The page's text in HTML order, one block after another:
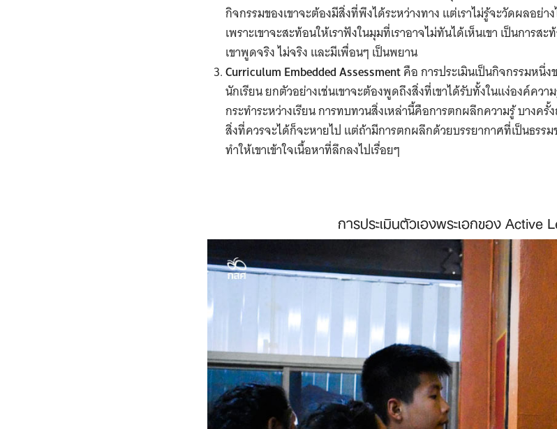
กิจกรรมของเขา​จะต้องมีสิ่งที่พึงได้ระหว่างทาง แต่เราไม่รู้จะวัดผลอย่า
เพราะเขาจะสะท้อนให้เราฟังในมุมที่เราอาจไม่ทันได้เห็นเขา เป็นการ
เขาพูดจริง ​ไม่จริง และมีเพื่อนๆ เป็นพยาน
Curriculum Embedded Assessmentคือ การประเมินเป็นกิจกรรมหนึ่
นักเรียน ยกตัวอย่างเช่นเขาจะต้องพูดถึงสิ่งที่เขาได้รับทั้งในแง่องค์ควา
กระทำระหว่างเรียน การทบทวนสิ่งเหล่านี้คือการตกผลึกความรู้ บางค
สิ่งที่ควรจะได้ก็จะหายไป แต่ถ้ามีการตกผลึกด้วยบรรยากาศที่เป็นธร
ทำให้เขาเข้าใจเนื้อหาที่ลึกลงไปเรื่อยๆ ​
การประเมินตัวเองพระเอกของ ​Active